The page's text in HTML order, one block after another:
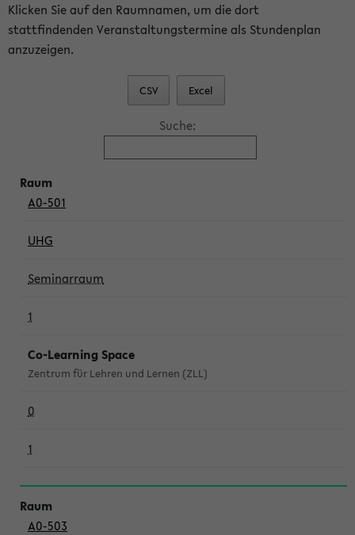
Klicken Sie auf den Raumnamen, um die dort
stattfindenden Veranstaltungstermine als Stundenplan
anzuzeigen.
CSV Excel
Suche:
A0-501
UHG
Seminarraum
1
Co-Learning Space
Zentrum für Lehren und Lernen (ZLL)
0
1
A0-503